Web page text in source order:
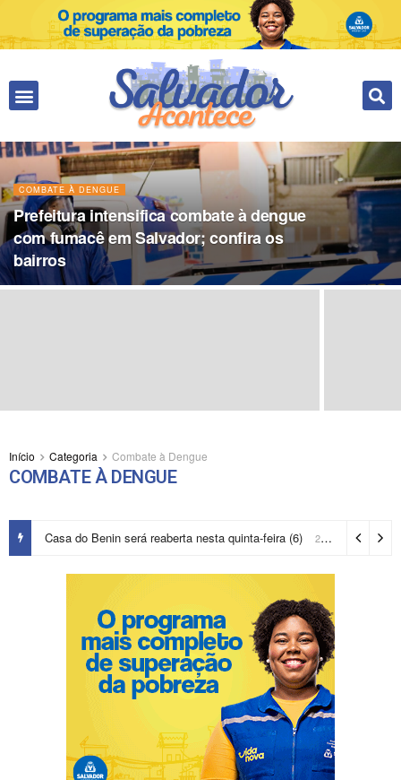
COMBATE À DENGUE
Prefeitura intensifica combate à dengue
com fumacê em Salvador; confira os
bairros
Início Categoria Combate à Dengue
COMBATE À DENGUE
Casa do Benin será reaberta nesta quinta-feira (6) 2 horas ago